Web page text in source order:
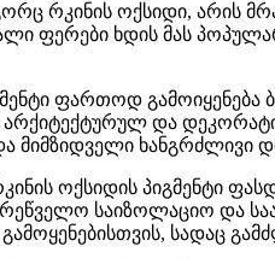
რკინის ოქსიდი, არის
ფერები ხდის მას
ფართოდ
არქიტექტურულ და
ხანგრძლივი
ოქსიდის პიგმენტი
საიზოლაციო და
სადაც